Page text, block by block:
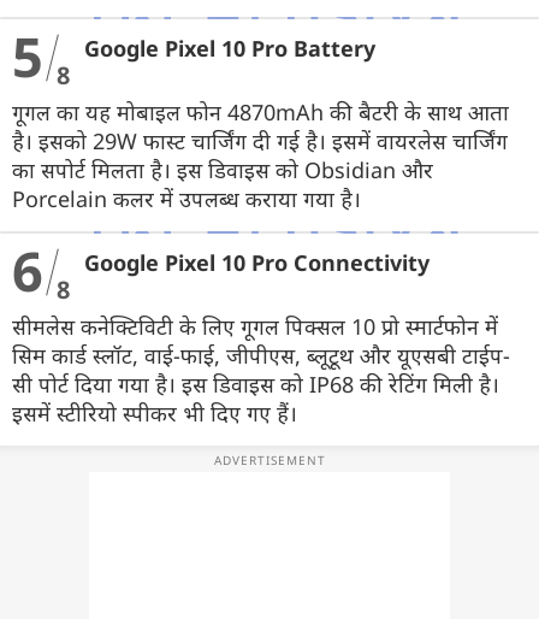
5 8
Google Pixel 10 Pro Battery
गूगल का यह मोबाइल फोन 4870mAh की बैटरी के साथ आता
है। इसको 29W फास्ट चार्जिंग दी गई है। इसमें वायरलेस चार्जिंग
का सपोर्ट मिलता है। इस डिवाइस को Obsidian और
Porcelain कलर में उपलब्ध कराया गया है।
6 8
Google Pixel 10 Pro Connectivity
सीमलेस कनेक्टिविटी के लिए गूगल पिक्सल 10 प्रो स्मार्टफोन में
सिम कार्ड स्लॉट, वाई-फाई, जीपीएस, ब्लूटूथ और यूएसबी टाईप-
सी पोर्ट दिया गया है। इस डिवाइस को IP68 की रेटिंग मिली है।
इसमें स्टीरियो स्पीकर भी दिए गए हैं।